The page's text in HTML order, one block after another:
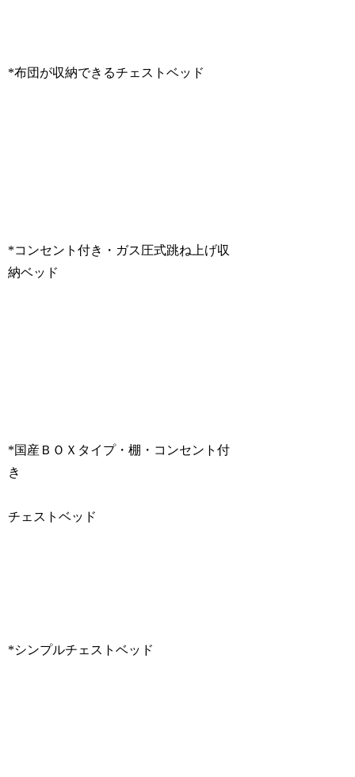
*布団が収納できるチェストベッド
*コンセント付き・ガス圧式跳ね上げ収
納ベッド
*国産ＢＯＸタイプ・棚・コンセント付
き
チェストベッド
*シンプルチェストベッド